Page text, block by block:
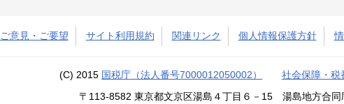
ご意見・ご要望 サイト利用規約 関連リンク 個人情報保護方針
(C) 2015 国税庁（法人番号7000012050002） 社会保障・税
〒113-8582 東京都文京区湯島４丁目６－15 湯島地方合同